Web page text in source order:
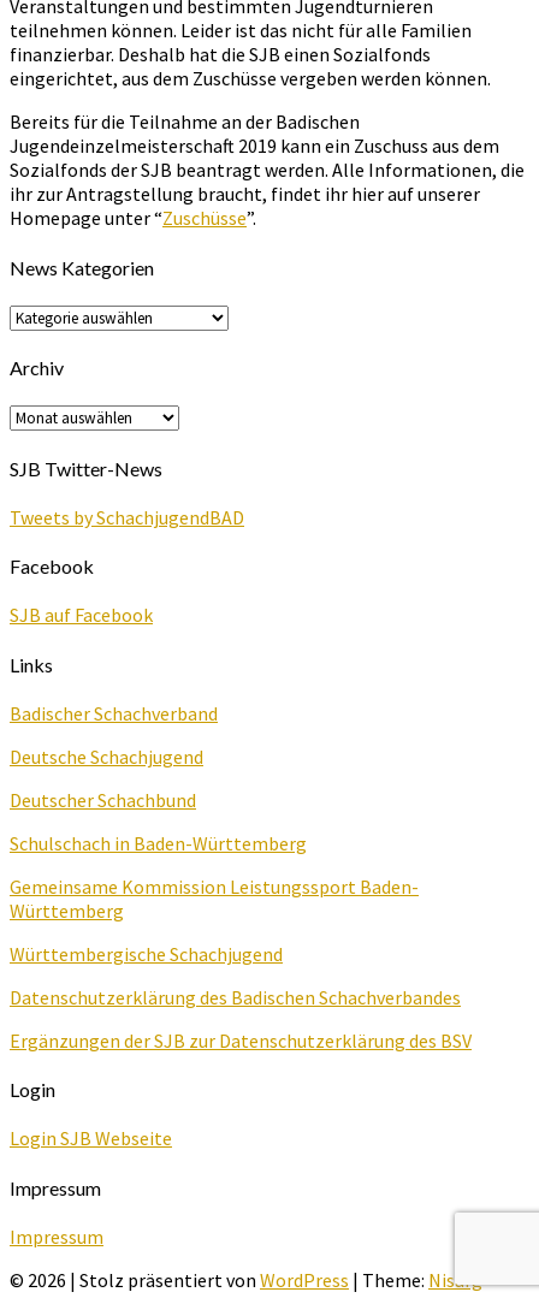
Veranstaltungen und bestimmten Jugendturnieren
teilnehmen können. Leider ist das nicht für alle Familien
finanzierbar. Deshalb hat die SJB einen Sozialfonds
eingerichtet, aus dem Zuschüsse vergeben werden können.
Bereits für die Teilnahme an der Badischen
Jugendeinzelmeisterschaft 2019 kann ein Zuschuss aus dem
Sozialfonds der SJB beantragt werden. Alle Informationen, die
ihr zur Antragstellung braucht, findet ihr hier auf unserer
Homepage unter “Zuschüsse”.
News Kategorien
News
Kategorien
Archiv
Archiv
SJB Twitter-News
Tweets by SchachjugendBAD
Facebook
SJB auf Facebook
Links
Badischer Schachverband
Deutsche Schachjugend
Deutscher Schachbund
Schulschach in Baden-Württemberg
Gemeinsame Kommission Leistungssport Baden-
Württemberg
Württembergische Schachjugend
Datenschutzerklärung des Badischen Schachverbandes
Ergänzungen der SJB zur Datenschutzerklärung des BSV
Login
Login SJB Webseite
Impressum
Impressum
© 2026 | Stolz präsentiert von WordPress | Theme: Nisarg